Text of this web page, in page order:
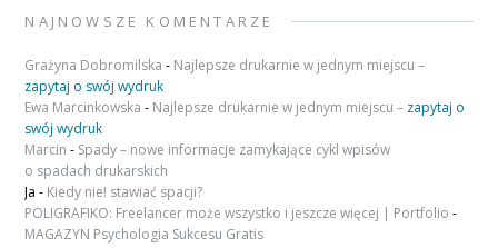
NAJNOWSZE KOMENTARZE
Grażyna Dobromilska - Najlepsze drukarnie w jednym miejscu –
zapytaj o swój wydruk
Ewa Marcinkowska - Najlepsze drukarnie w jednym miejscu – zapytaj o
swój wydruk
Marcin - Spady – nowe informacje zamykające cykl wpisów
o spadach drukarskich
Ja - Kiedy nie! stawiać spacji?
POLIGRAFIKO: Freelancer może wszystko i jeszcze więcej | Portfolio -
MAGAZYN Psychologia Sukcesu Gratis